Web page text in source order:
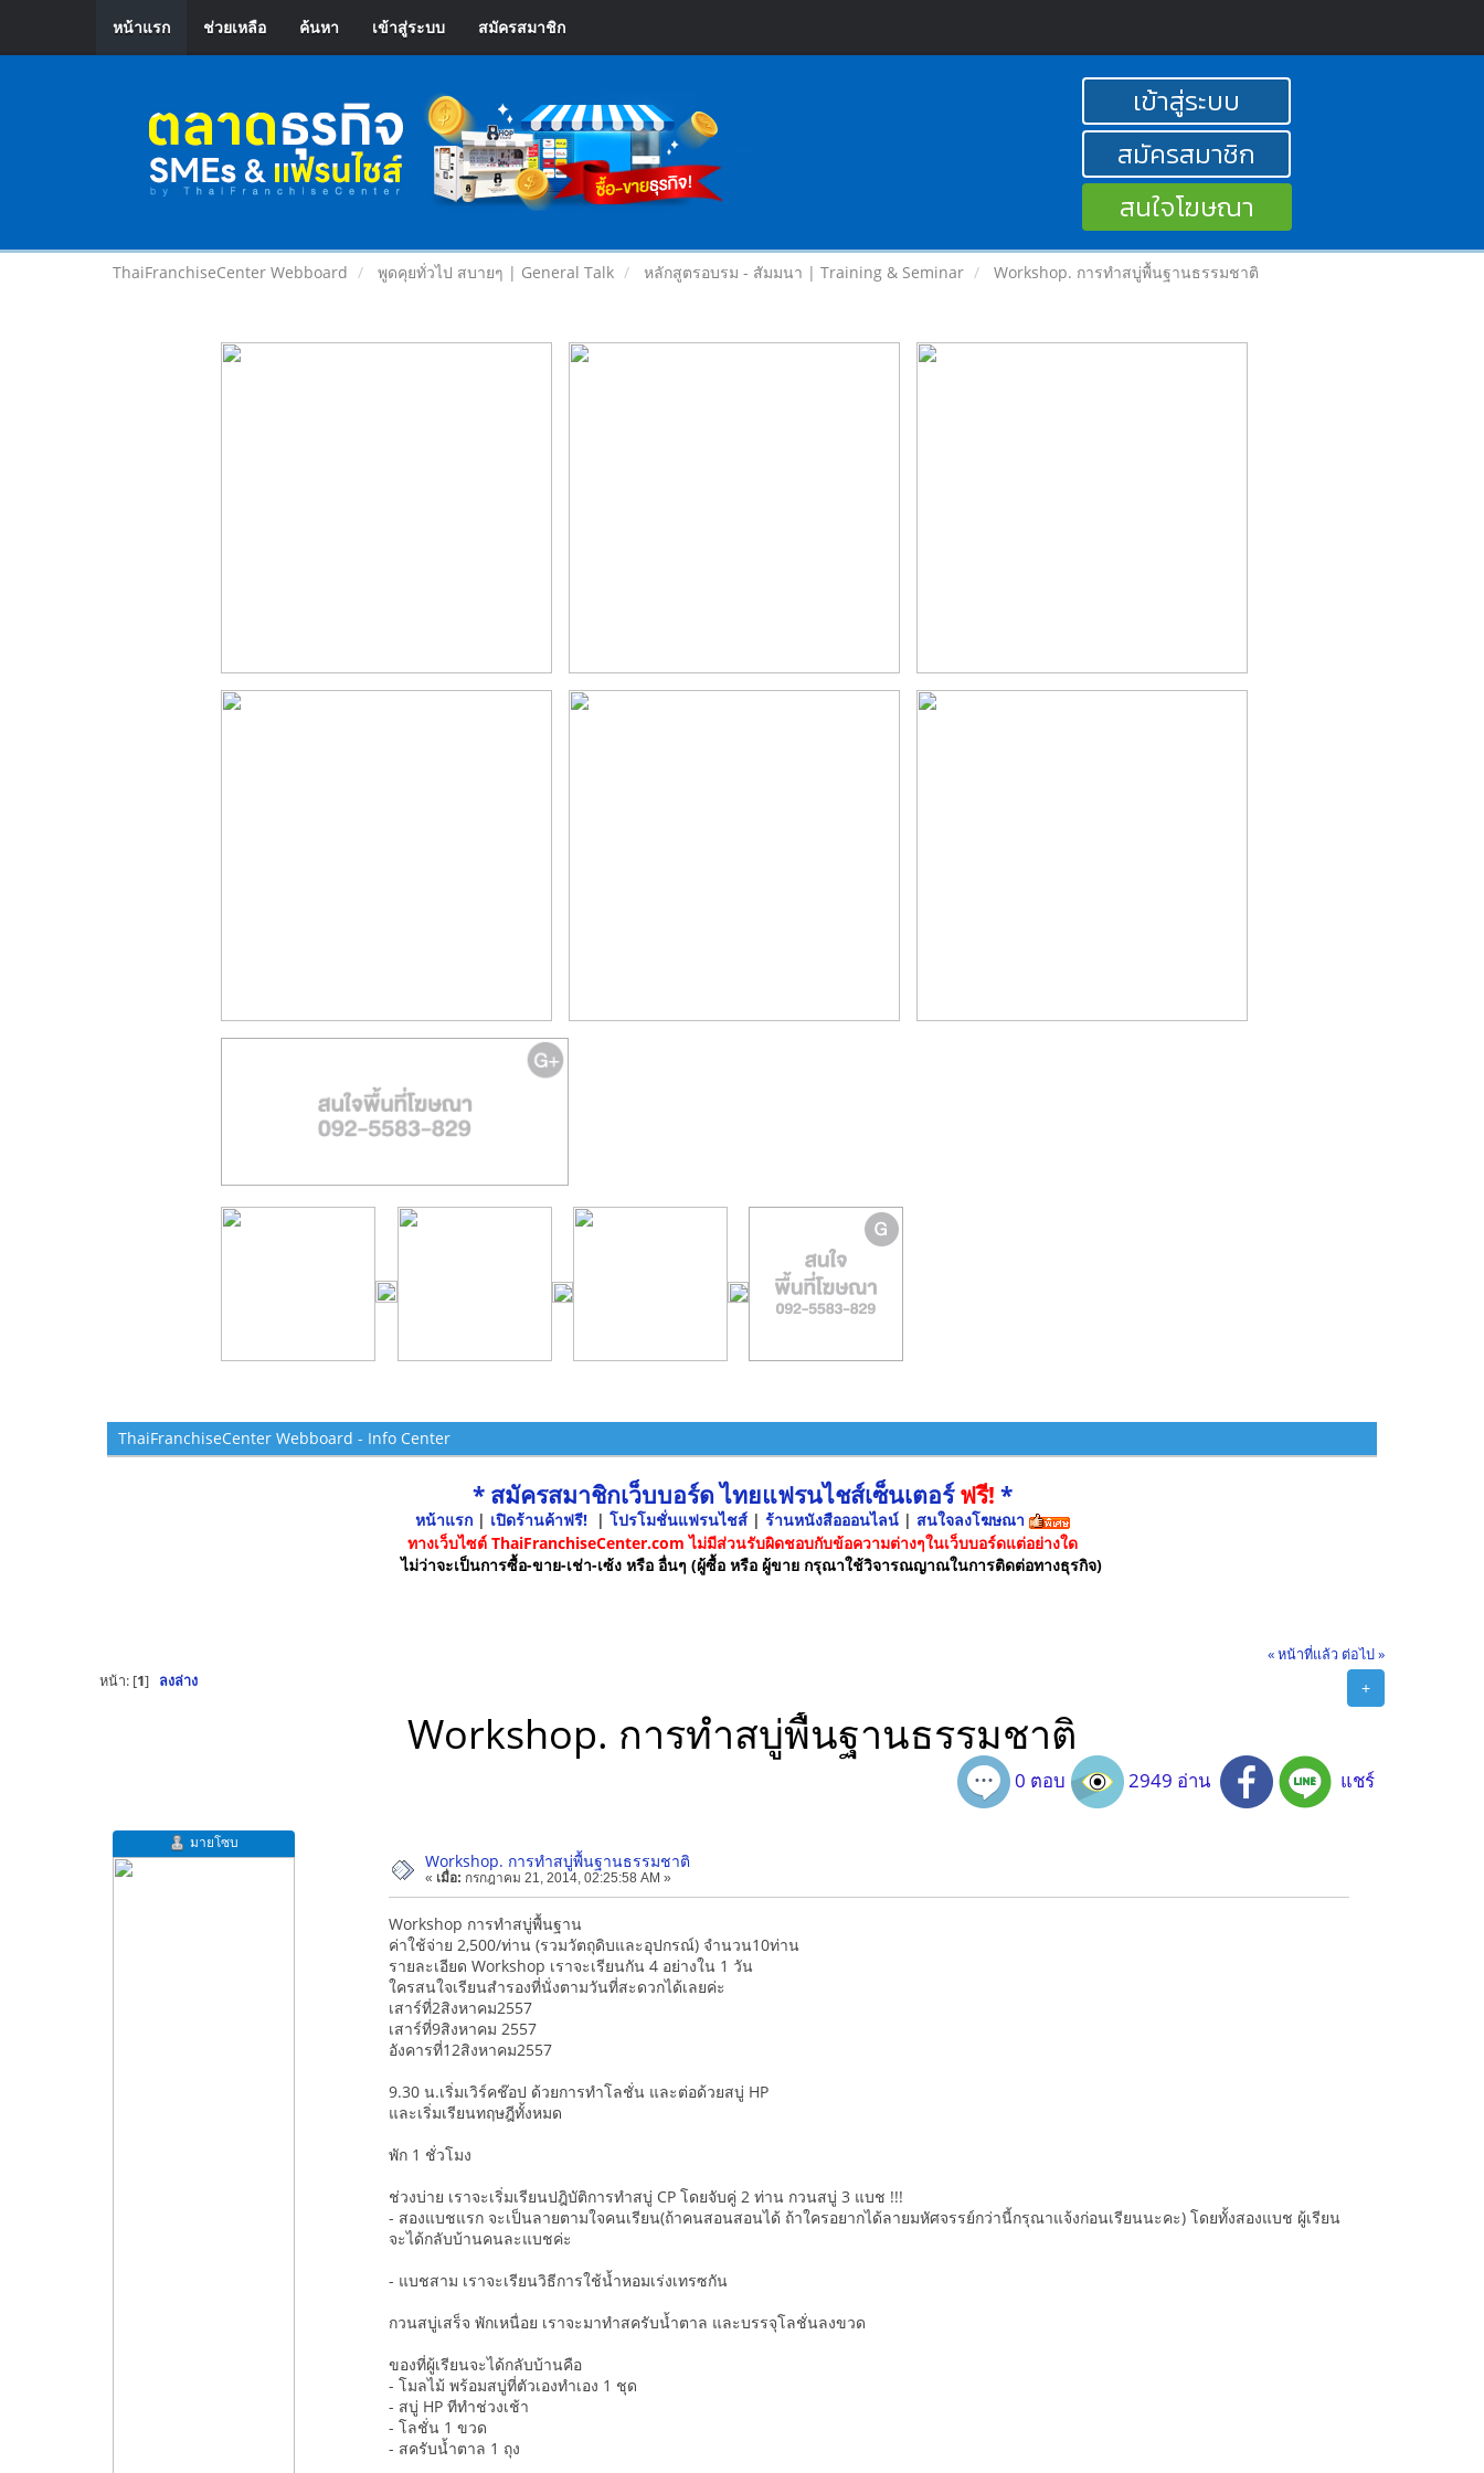
หน้าแรก ช่วยเหลือ ค้นหา เข้าสู่ระบบ สมัครสมาชิก
เข้าสู่ระบบ
สมัครสมาชิก
สนใจโฆษณา
ThaiFranchiseCenter Webboard พูดคุยทั่วไป สบายๆ | General Talk หลักสูตรอบรม - สัมมนา | Training & Seminar Workshop. การทำสบู่พื้นฐานธรรมชาติ
ThaiFranchiseCenter Webboard - Info Center
* สมัครสมาชิกเว็บบอร์ด ไทยแฟรนไชส์เซ็นเตอร์ฟรี! *
หน้าแรก| เปิดร้านค้าฟรี! | โปรโมชั่นแฟรนไชส์ | ร้านหนังสือออนไลน์ | สนใจลงโฆษณา
ทางเว็บไซต์ ThaiFranchiseCenter.com ไม่มีส่วนรับผิดชอบกับข้อความต่างๆในเว็บบอร์ดแต่อย่างใด
ไม่ว่าจะเป็นการซื้อ-ขาย-เช่า-เซ้ง หรือ อื่นๆ (ผู้ซื้อ หรือ ผู้ขาย กรุณาใช้วิจารณญาณในการติดต่อทางธุรกิจ)
« หน้าที่แล้ว ต่อไป »
+
หน้า: [1] ลงล่าง
Workshop. การทำสบู่พื้นฐานธรรมชาติ
0 ตอบ 2949 อ่าน แชร์
มายโซบ
Workshop. การทำสบู่พื้นฐานธรรมชาติ
« เมื่อ: กรกฎาคม 21, 2014, 02:25:58 AM »
Workshop การทำสบู่พื้นฐาน
ค่าใช้จ่าย 2,500/ท่าน (รวมวัตถุดิบและอุปกรณ์) จำนวน10ท่าน
รายละเอียด Workshop เราจะเรียนกัน 4 อย่างใน 1 วัน
ใครสนใจเรียนสำรองที่นั่งตามวันที่สะดวกได้เลยค่ะ
เสาร์ที่2สิงหาคม2557
เสาร์ที่9สิงหาคม 2557
อังคารที่12สิงหาคม2557
9.30 น.เริ่มเวิร์คช๊อป ด้วยการทำโลชั่น และต่อด้วยสบู่ HP
และเริ่มเรียนทฤษฎีทั้งหมด
พัก 1 ชั่วโมง
ช่วงบ่าย เราจะเริ่มเรียนปฎิบัติการทำสบู่ CP โดยจับคู่ 2 ท่าน กวนสบู่ 3 แบช !!!
- สองแบชแรก จะเป็นลายตามใจคนเรียน(ถ้าคนสอนสอนได้ ถ้าใครอยากได้ลายมหัศจรรย์กว่านี้กรุณาแจ้งก่อนเรียนนะคะ) โดยทั้งสองแบช ผู้เรียน
จะได้กลับบ้านคนละแบชค่ะ
- แบชสาม เราจะเรียนวิธีการใช้น้ำหอมเร่งเทรซกัน
กวนสบู่เสร็จ พักเหนื่อย เราจะมาทำสครับน้ำตาล และบรรจุโลชั่นลงขวด
ของที่ผู้เรียนจะได้กลับบ้านคือ
- โมลไม้ พร้อมสบู่ที่ตัวเองทำเอง 1 ชุด
- สบู่ HP ทีทำช่วงเช้า
- โลชั่น 1 ขวด
- สครับน้ำตาล 1 ถุง